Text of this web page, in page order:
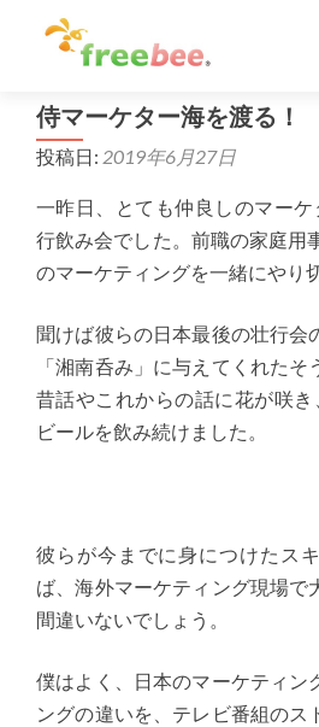
侍マーケター海を渡る！
投稿日: 2019年6月27日
一昨日、とても仲良しのマー
行飲み会でした。前職の家庭用
のマーケティングを一緒にやり
聞けば彼らの日本最後の壮行会
「湘南呑み」に与えてくれたそ
昔話やこれからの話に花が咲き
ビールを飲み続けました。
彼らが今までに身につけたス
ば、海外マーケティング現場で
間違いないでしょう。
僕はよく、日本のマーケティン
ングの違いを、テレビ番組のス